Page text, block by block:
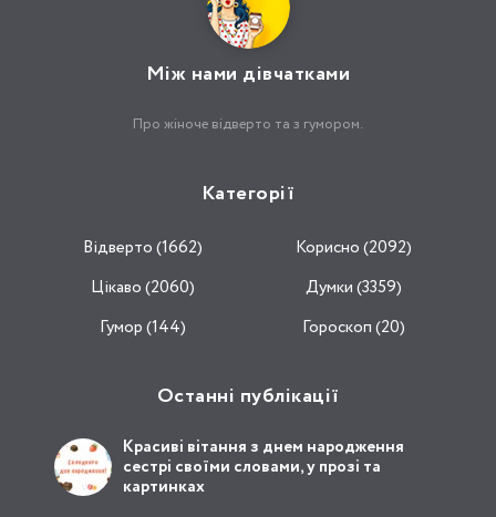
Між нами дівчатками
Про жіноче відверто та з гумором.
Категорії
Відвертo (1662)
Корисно (2092)
Цікаво (2060)
Думки (3359)
Гумор (144)
Гороскоп (20)
Останні публікації
Красиві вітання з днем народження
сестрі своїми словами, у прозі та
картинках